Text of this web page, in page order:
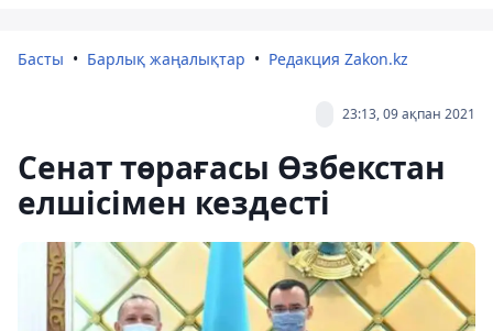
Басты Барлық жаңалықтар Редакция Zakon.kz
23:13, 09 ақпан 2021
Сенат төрағасы Өзбекстан
елшісімен кездесті